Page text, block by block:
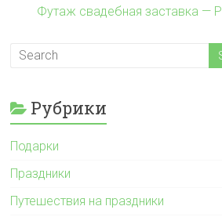
Футаж свадебная заставка —
Рубрики
Подарки
Праздники
Путешествия на праздники